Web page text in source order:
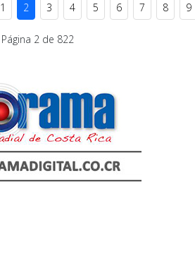
1 2 3 4 5 6 7 8 9
Página 2 de 822